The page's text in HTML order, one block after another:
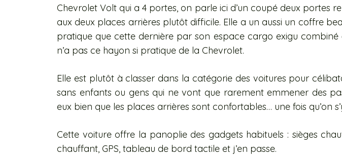
Chevrolet Volt qui a 4 portes, on parle ici d’un coupé deux portes
aux deux places arrières plutôt difficile. Elle a un aussi un coffre
pratique que cette dernière par son espace cargo exigu combiné
n’a pas ce hayon si pratique de la Chevrolet.
Elle est plutôt à classer dans la catégorie des voitures pour
sans enfants ou gens qui ne vont que rarement emmener des
eux bien que les places arrières sont confortables… une fois qu’on
Cette voiture offre la panoplie des gadgets habituels : sièges
chauffant, GPS, tableau de bord tactile et j’en passe.